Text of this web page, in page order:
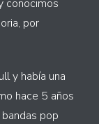
conocimos
por
y había una
hace 5 años
pop